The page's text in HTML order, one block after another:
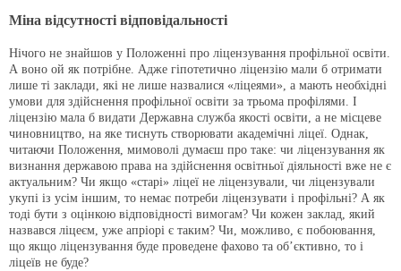
Міна відсутності відповідальності
Нічого не знайшов у Положенні про ліцензування профільної освіти.
А воно ой як потрібне. Адже гіпотетично ліцензію мали б отримати
лише ті заклади, які не лише назвалися «ліцеями», а мають необхідні
умови для здійснення профільної освіти за трьома профілями. І
ліцензію мала б видати Державна служба якості освіти, а не місцеве
чиновництво, на яке тиснуть створювати академічні ліцеї. Однак,
читаючи Положення, мимоволі думаєш про таке: чи ліцензування як
визнання державою права на здійснення освітньої діяльності вже не є
актуальним? Чи якщо «старі» ліцеї не ліцензували, чи ліцензували
укупі із усім іншим, то немає потреби ліцензувати і профільні? А як
тоді бути з оцінкою відповідності вимогам? Чи кожен заклад, який
назвався ліцеєм, уже апріорі є таким? Чи, можливо, є побоювання,
що якщо ліцензування буде проведене фахово та об’єктивно, то і
ліцеїв не буде?